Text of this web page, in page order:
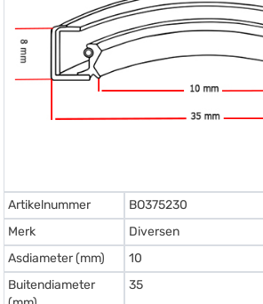
Artikelnummer
BO375230
Merk
Diversen
Asdiameter (mm)
10
Buitendiameter
35